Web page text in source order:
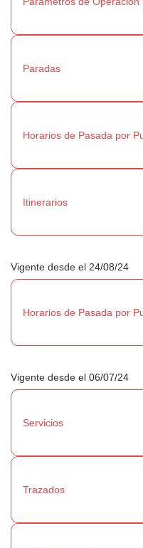
Paradas
Horarios de Pasada por
Itinerarios
Vigente desde el 24/08/24
Horarios de Pasada por
Vigente desde el 06/07/24
Servicios
Trazados